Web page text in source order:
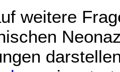
weitere